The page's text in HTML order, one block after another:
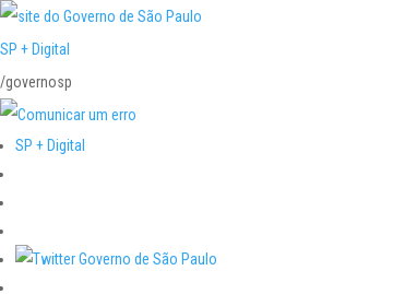
SP + Digital
/governosp
SP + Digital